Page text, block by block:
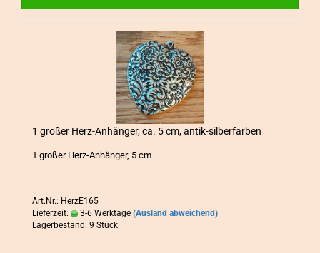
1 gro­ßer Herz-​An­hän­ger, ca. 5 cm, antik-​​sil­ber­far­ben
1 gro­ßer Herz-​Anhänger, 5 cm
Art.Nr.: HerzE165
Lieferzeit:
3-6 Werktage (Ausland abweichend)
Lagerbestand: 9 Stück